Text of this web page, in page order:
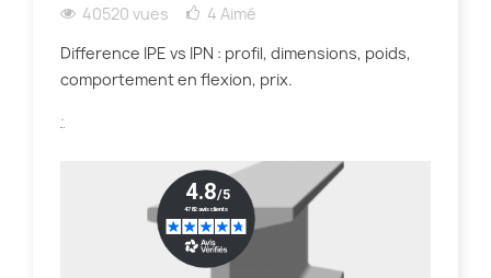
40520 vues 4 Aimé
Difference IPE vs IPN : profil, dimensions, poids,
comportement en flexion, prix.
.